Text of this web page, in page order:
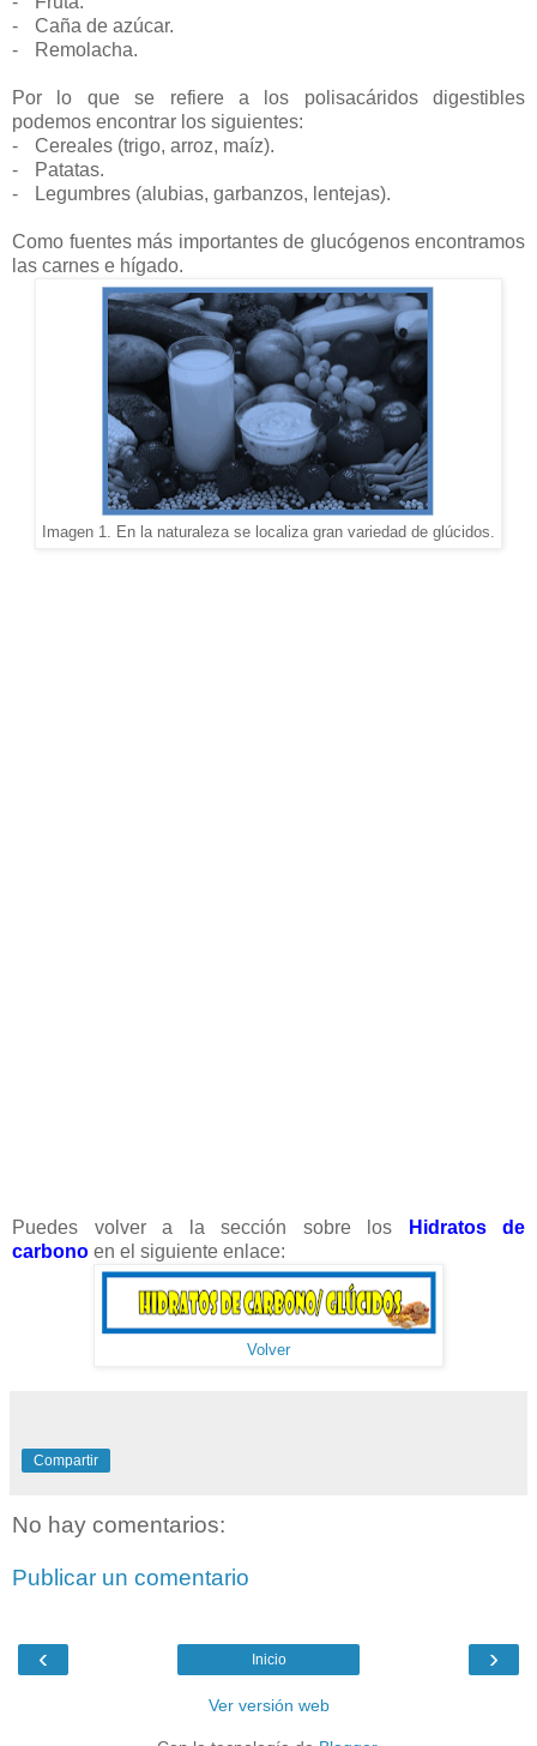
-
Caña de azúcar.
-
Remolacha.
Por lo que se refiere a los polisacáridos digestibles
podemos encontrar los siguientes:
-
Cereales (trigo, arroz, maíz).
-
Patatas.
-
Legumbres (alubias, garbanzos, lentejas).
Como fuentes más importantes de glucógenos encontramos
las carnes e hígado.
Imagen 1. En la naturaleza se localiza gran variedad de glúcidos.
Puedes volver a la sección sobre los
Hidratos de
carbono en el siguiente enlace:
Volver
Compartir
No hay comentarios:
Publicar un comentario
‹ ›
Inicio
Ver versión web